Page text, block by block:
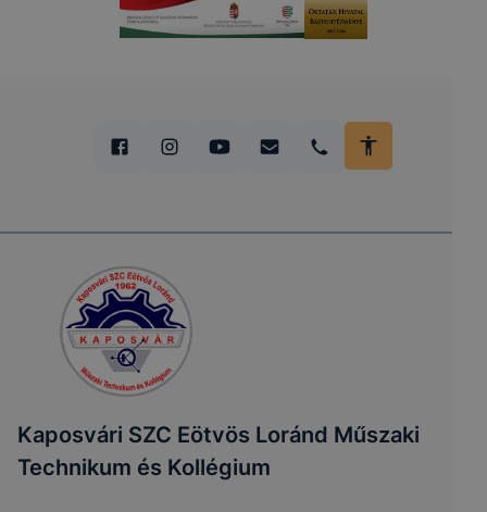
Kaposvári SZC Eötvös Loránd Műszaki
Technikum és Kollégium